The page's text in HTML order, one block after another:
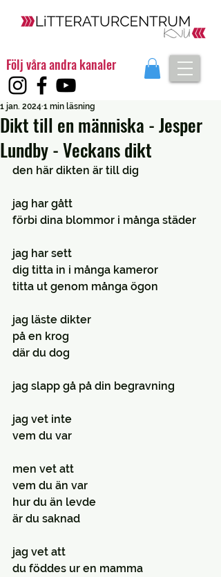
Följ våra andra kanaler
Dikt till en människa - Jesper
Lundby - Veckans dikt
1 jan. 2024 1 min läsning
den här dikten är till dig
jag har gått
förbi dina blommor i många städer
jag har sett
dig titta in i många kameror
titta ut genom många ögon
jag läste dikter
på en krog
där du dog
jag slapp gå på din begravning
jag vet inte
vem du var
men vet att
vem du än var
hur du än levde
är du saknad
jag vet att
du föddes ur en mamma